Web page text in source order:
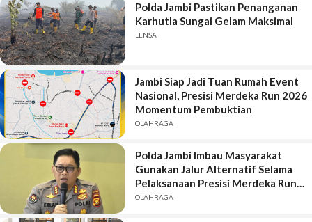
Polda Jambi Pastikan Penanganan
Karhutla Sungai Gelam Maksimal
LENSA
Jambi Siap Jadi Tuan Rumah Event
Nasional, Presisi Merdeka Run 2026
Momentum Pembuktian
OLAHRAGA
Polda Jambi Imbau Masyarakat
Gunakan Jalur Alternatif Selama
Pelaksanaan Presisi Merdeka Run
2026
OLAHRAGA